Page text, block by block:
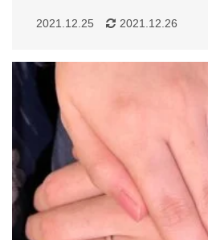
2021.12.25 2021.12.26